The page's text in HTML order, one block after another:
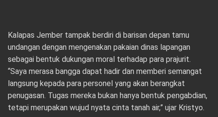
Kalapas Jember tampak berdiri di barisan depan tamu
undangan dengan mengenakan pakaian dinas lapangan
sebagai bentuk dukungan moral terhadap para prajurit.
“Saya merasa bangga dapat hadir dan memberi semangat
langsung kepada para personel yang akan berangkat
penugasan. Tugas mereka bukan hanya bentuk pengabdian,
tetapi merupakan wujud nyata cinta tanah air,” ujar Kristyo.